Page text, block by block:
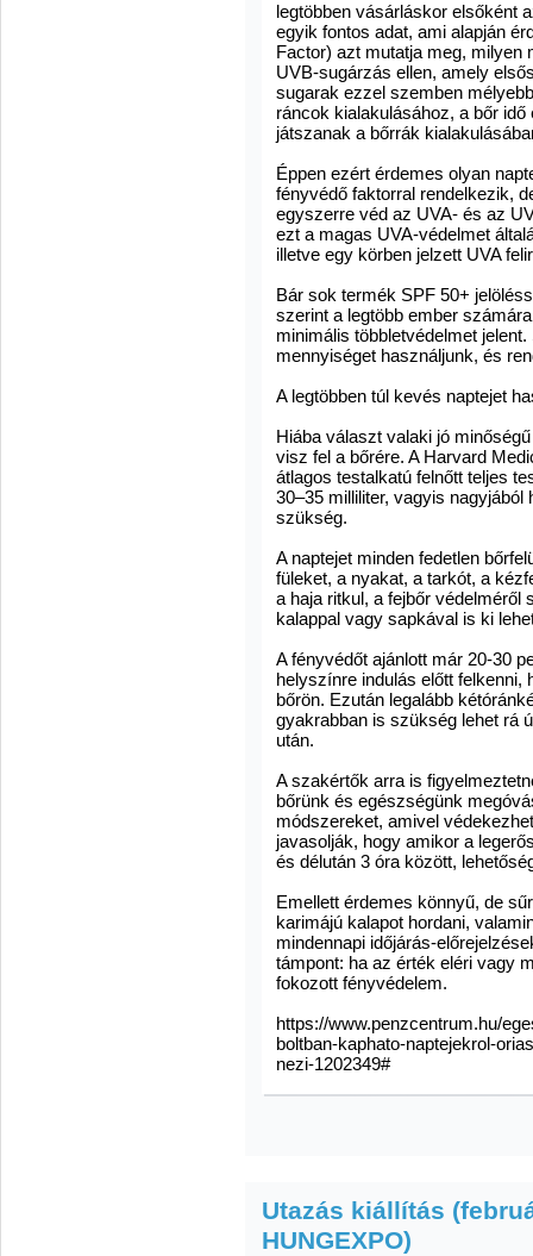
legtöbben vásárláskor elsőként
egyik fontos adat, ami alapján
Factor) azt mutatja meg,
UVB-sugárzás ellen, amely
sugarak ezzel szemben
ráncok kialakulásához, a bőr
játszanak a bőrrák
Éppen ezért érdemes olyan
fényvédő faktorral rendelkezik,
egyszerre véd az UVA- és az
ezt a magas UVA-védelmet
illetve egy körben jelzett UVA
Bár sok termék SPF 50+
szerint a legtöbb ember
minimális többletvédelmet
mennyiséget használjunk, és
A legtöbben túl kevés naptejet
Hiába választ valaki jó
visz fel a bőrére. A Harvard
átlagos testalkatú felnőtt teljes
30–35 milliliter, vagyis
szükség.
A naptejet minden fedetlen
füleket, a nyakat, a tarkót, a
a haja ritkul, a fejbőr védelméről
kalappal vagy sapkával is ki
A fényvédőt ajánlott már 20-30
helyszínre indulás előtt felkenni,
bőrön. Ezután legalább
gyakrabban is szükség lehet rá
után.
A szakértők arra is
bőrünk és egészségünk
módszereket, amivel
javasolják, hogy amikor a
és délután 3 óra között,
Emellett érdemes könnyű, de
karimájú kalapot hordani,
mindennapi időjárás-
támpont: ha az érték eléri vagy
fokozott fényvédelem.
https://www.penzcentrum.hu/
boltban-kaphato-naptejekrol-
nezi-1202349#
Utazás kiállítás
HUNGEXPO)